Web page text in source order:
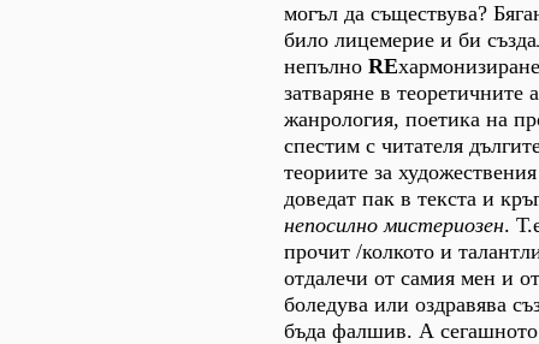
могъл да съществува?
било лицемерие и би
непълно RE
затваряне в теоретичните
жанрология, поетика на
спестим с читателя
теориите за
доведат пак в текста и
непосилно мистериозен.
прочит /колкото и
отдалечи от самия мен и
боледува или оздравява
бъда фалшив. А сегашното